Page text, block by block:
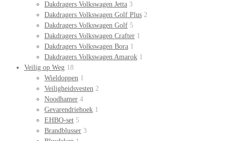
Dakdragers Volkswagen Jetta 3
Dakdragers Volkswagen Golf Plus 2
Dakdragers Volkswagen Golf 5
Dakdragers Volkswagen Crafter 1
Dakdragers Volkswagen Bora 1
Dakdragers Volkswagen Amarok 1
Veilig op Weg 18
Wieldoppen 1
Veiligheidsvesten 2
Noodhamer 4
Gevarendriehoek 1
EHBO-set 5
Brandblusser 3